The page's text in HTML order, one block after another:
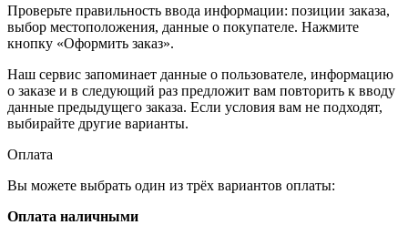
Проверьте правильность ввода информации: позиции заказа,
выбор местоположения, данные о покупателе. Нажмите
кнопку «Оформить заказ».
Наш сервис запоминает данные о пользователе, информацию
о заказе и в следующий раз предложит вам повторить к вводу
данные предыдущего заказа. Если условия вам не подходят,
выбирайте другие варианты.
Оплата
Вы можете выбрать один из трёх вариантов оплаты:
Оплата наличными